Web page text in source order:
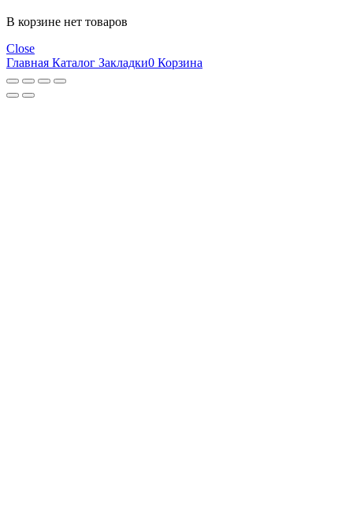
В корзине нет товаров
Close
Главная Каталог Закладки0 Корзина